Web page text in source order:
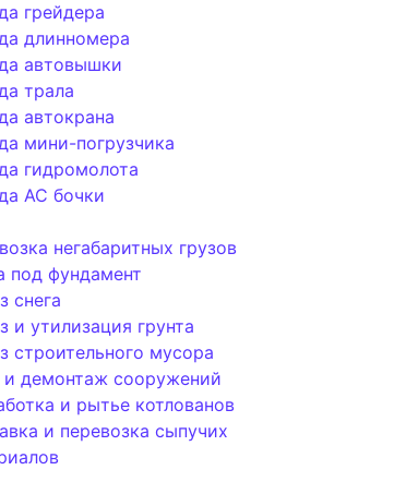
грейдера
длинномера
автовышки
трала
автокрана
мини-погрузчика
гидромолота
АС бочки
негабаритных грузов
под фундамент
снега
и утилизация грунта
строительного мусора
и демонтаж сооружений
и рытье котлованов
и перевозка сыпучих